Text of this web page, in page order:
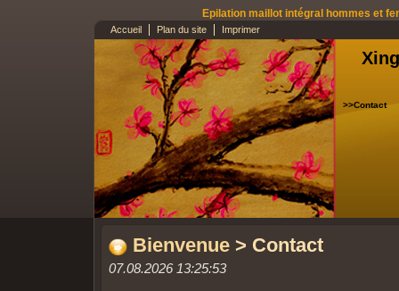
Epilation maillot intégral hommes et
Accueil Plan du site Imprimer
>>Contact
Bienvenue > Contact
07.08.2026 13:25:53